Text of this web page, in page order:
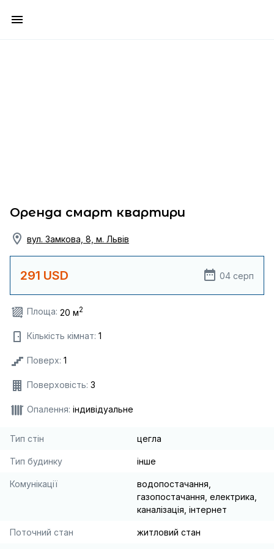
Оренда смарт квартири
вул. Замкова, 8, м. Львів
291 USD 04 серп
Площа: 20 м2
Кількість кімнат: 1
Поверх: 1
Поверховість: 3
Опалення: індивідуальне
Тип стін цегла
Тип будинку інше
Комунікації
водопостачання,
газопостачання, електрика,
каналізація, інтернет
Поточний стан житловий стан